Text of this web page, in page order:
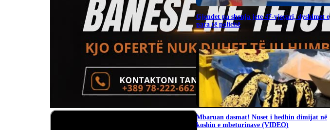
Gjendet pa shenja jete 47-vjeçari, dyshimet e
para të policisë
Mbaruan dasmat! Nuset i hedhin dimijat në
koshin e mbeturinave (VIDEO)